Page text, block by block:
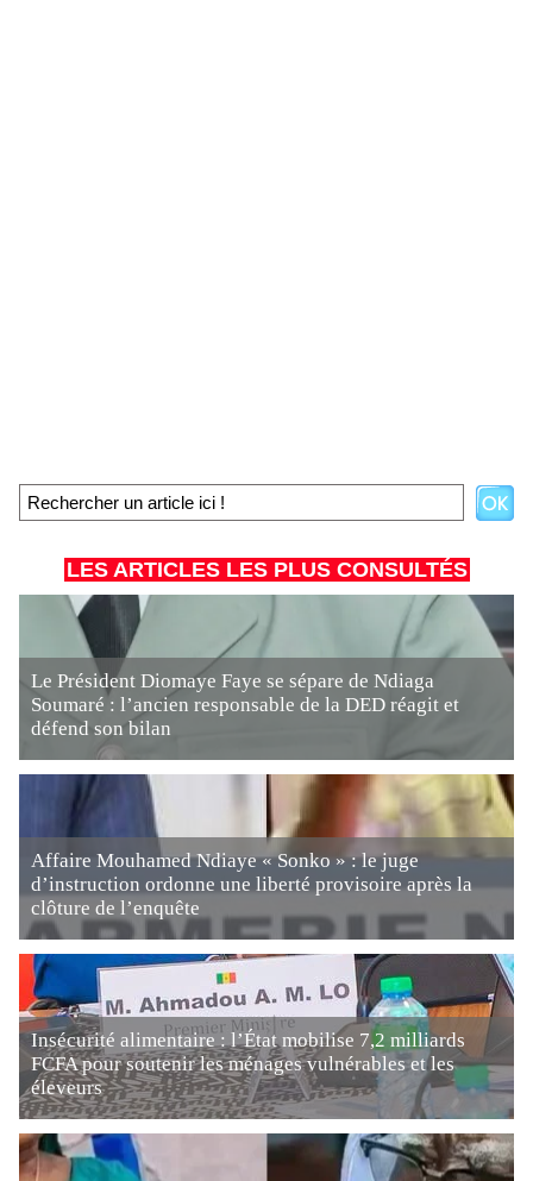
LES ARTICLES LES PLUS CONSULTÉS
Le Président Diomaye Faye se sépare de Ndiaga
Soumaré : l’ancien responsable de la DED réagit et
défend son bilan
Affaire Mouhamed Ndiaye « Sonko » : le juge
d’instruction ordonne une liberté provisoire après la
clôture de l’enquête
Insécurité alimentaire : l’État mobilise 7,2 milliards
FCFA pour soutenir les ménages vulnérables et les
éleveurs